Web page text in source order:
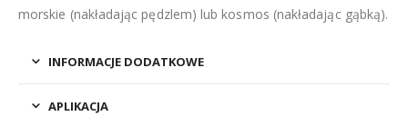
morskie (nakładając pędzlem) lub kosmos (nakładając gąbką).
INFORMACJE DODATKOWE
APLIKACJA